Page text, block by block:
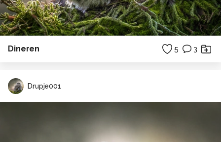
Dineren 5 3
Drupje001